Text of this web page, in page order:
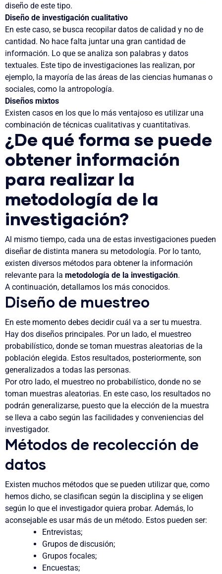
diseño de este tipo.
Diseño de investigación cualitativo
En este caso, se busca recopilar datos de calidad y no de
cantidad. No hace falta juntar una gran cantidad de
información. Lo que se analiza son palabras y datos
textuales. Este tipo de investigaciones las realizan, por
ejemplo, la mayoría de las áreas de las ciencias humanas o
sociales, como la antropología.
Diseños mixtos
Existen casos en los que lo más ventajoso es utilizar una
combinación de técnicas cualitativas y cuantitativas.
¿De qué forma se puede
obtener información
para realizar la
metodología de la
investigación?
Al mismo tiempo, cada una de estas investigaciones pueden
diseñar de distinta manera su metodología. Por lo tanto,
existen diversos métodos para obtener la información
relevante para la metodología de la investigación.
A continuación, detallamos los más conocidos.
Diseño de muestreo
En este momento debes decidircuál va a ser tu muestra.
Hay dos diseños principales. Por un lado, el muestreo
probabilístico, donde se toman muestras aleatorias de la
población elegida. Estos resultados, posteriormente, son
generalizados a todas las personas.
Por otro lado, el muestreo no probabilístico, donde no se
toman muestras aleatorias. En este caso, los resultados no
podrán generalizarse, puesto que la elección de la muestra
se lleva a cabo según las facilidades y conveniencias del
investigador.
Métodos de recolección de
datos
Existen muchos métodos que se pueden utilizar que, como
hemos dicho, se clasifican según la disciplina y se eligen
según lo que el investigador quiera probar. Además, lo
aconsejable es usar más de un método. Estos pueden ser:
Entrevistas;
Grupos de discusión;
Grupos focales;
Encuestas;